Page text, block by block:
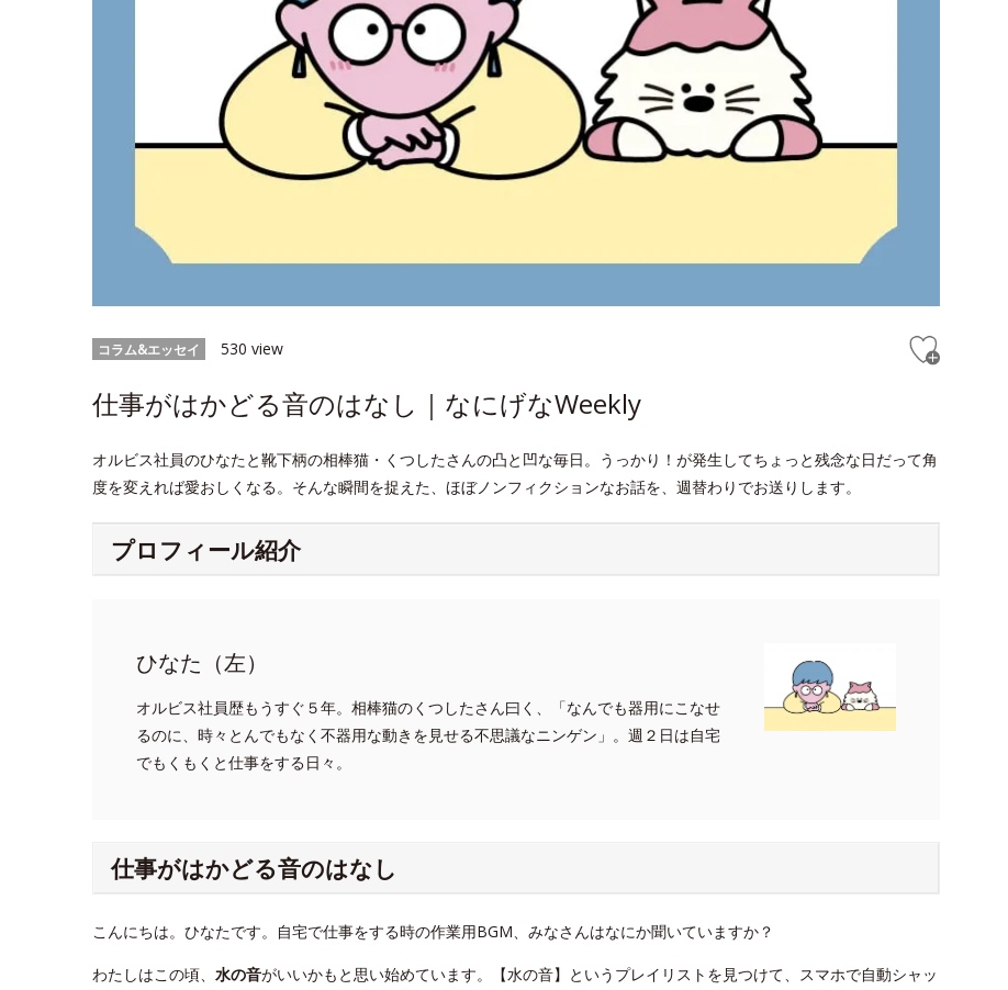
コラム&エッセイ 530 view
仕事がはかどる音のはなし｜なにげなWeekly
オルビス社員のひなたと靴下柄の相棒猫・くつしたさんの凸と凹な毎日。うっかり！が発生してちょっと残念な日だって角
度を変えれば愛おしくなる。そんな瞬間を捉えた、ほぼノンフィクションなお話を、週替わりでお送りします。
プロフィール紹介
ひなた（左）
オルビス社員歴もうすぐ５年。相棒猫のくつしたさん曰く、「なんでも器用にこなせ
るのに、時々とんでもなく不器用な動きを見せる不思議なニンゲン」。週２日は自宅
でもくもくと仕事をする日々。
仕事がはかどる音のはなし
こんにちは。ひなたです。自宅で仕事をする時の作業用BGM、みなさんはなにか聞いていますか？
わたしはこの頃、 水の音がいいかもと思い始めています。【水の音】というプレイリストを見つけて、スマホで自動シャッ